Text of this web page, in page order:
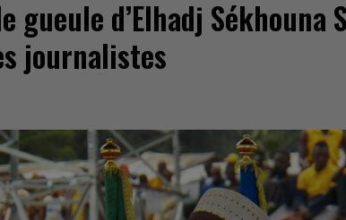
gueule d’Elhadj Sékhouna
journalistes